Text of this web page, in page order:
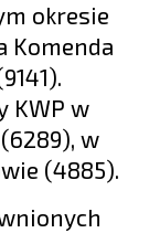
okresie
Komenda
KWP w
w
(4885).